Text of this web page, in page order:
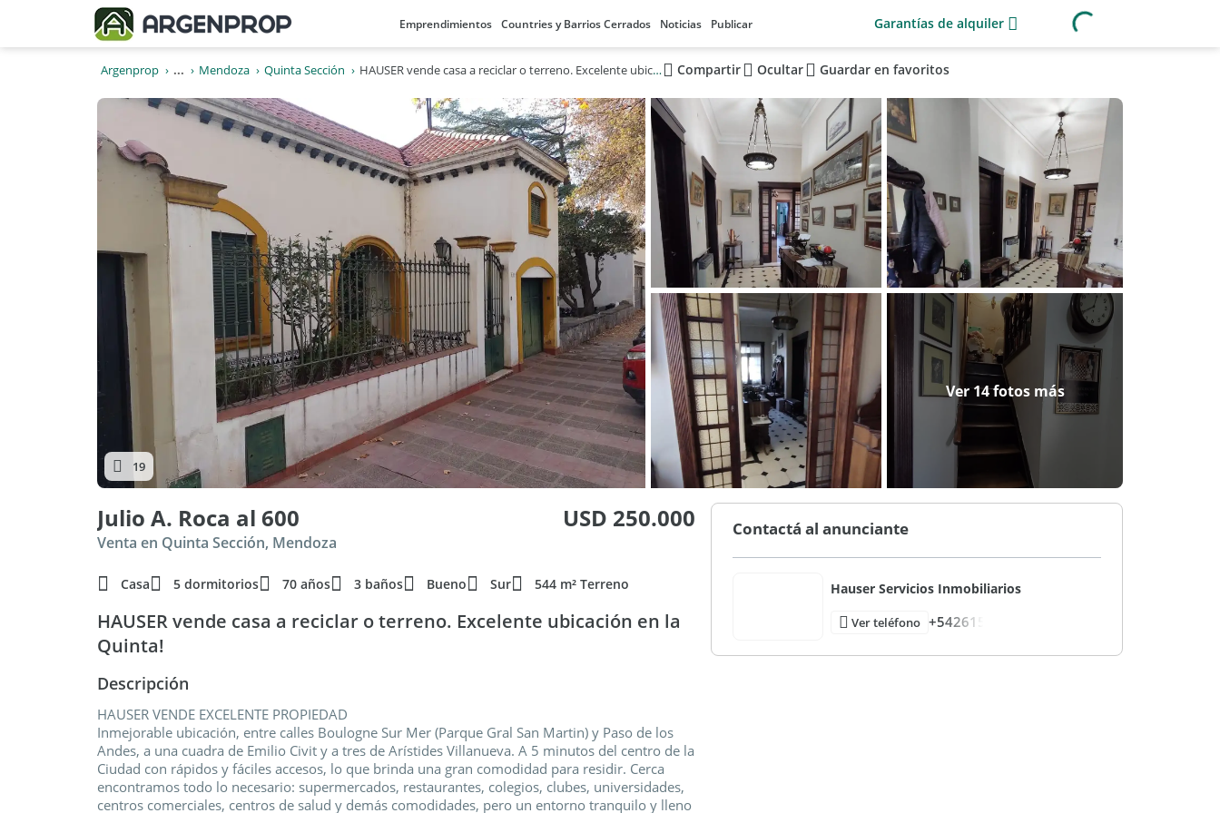
Emprendimientos Countries y Barrios Cerrados Noticias Publicar Garantías de alquiler
Argenprop ... Mendoza Quinta Sección HAUSER vende casa a reciclar o terreno. Excelente ubicación en la Quinta! Compartir Ocultar Guardar en favoritos
Ver 14 fotos más
19
Julio A. Roca al 600 USD 250.000
Venta en Quinta Sección, Mendoza
Casa 5 dormitorios 70 años 3 baños Bueno Sur 544 m² Terreno
HAUSER vende casa a reciclar o terreno. Excelente ubicación en la
Quinta!
Descripción
HAUSER VENDE EXCELENTE PROPIEDAD
Inmejorable ubicación, entre calles Boulogne Sur Mer (Parque Gral San Martin) y Paso de los
Andes, a una cuadra de Emilio Civit y a tres de Arístides Villanueva. A 5 minutos del centro de la
Ciudad con rápidos y fáciles accesos, lo que brinda una gran comodidad para residir. Cerca
encontramos todo lo necesario: supermercados, restaurantes, colegios, clubes, universidades,
centros comerciales, centros de salud y demás comodidades, pero un entorno tranquilo y lleno
Contactá al anunciante
Hauser Servicios Inmobiliarios
Ver teléfono +542615